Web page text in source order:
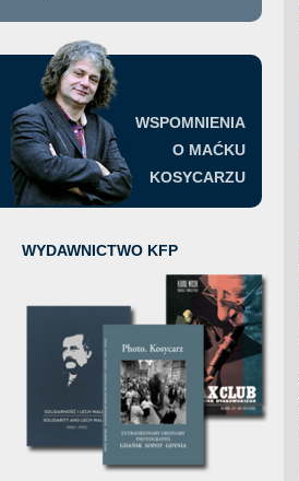
WSPOMNIENIA
O MAĆKU
KOSYCARZU
WYDAWNICTWO KFP